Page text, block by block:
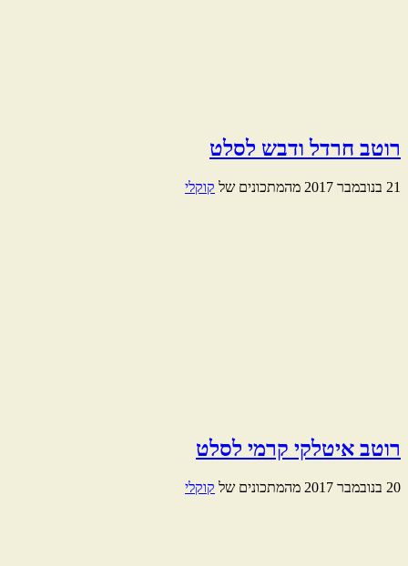
רוטב חרדל ודבש לסלט
21 בנובמבר 2017 מהמתכונים של קוקלי
רוטב איטלקי קרמי לסלט
20 בנובמבר 2017 מהמתכונים של קוקלי